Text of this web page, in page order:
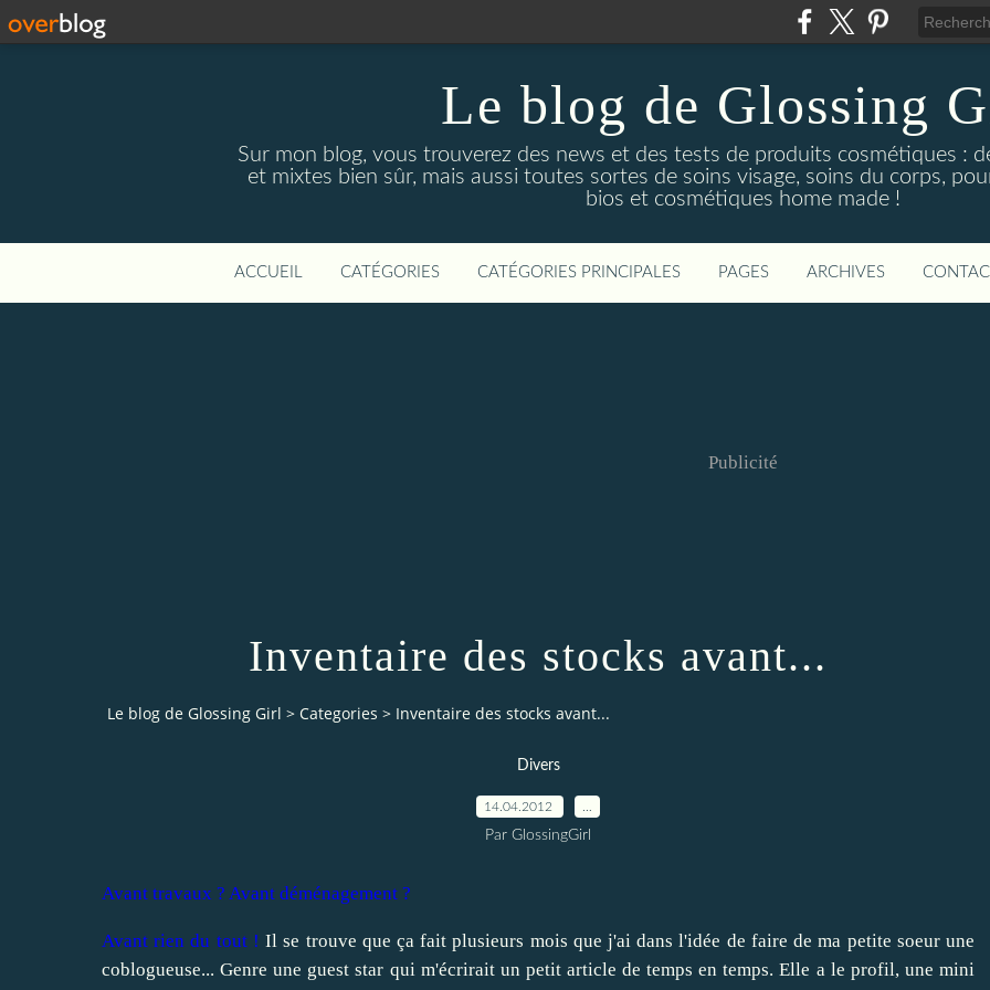
Le blog de Glossing
Sur mon blog, vous trouverez des news et des tests de produits cosmétiques :
et mixtes bien sûr, mais aussi toutes sortes de soins visage, soins du corps,
bios et cosmétiques home made !
ACCUEIL CATÉGORIES CATÉGORIES PRINCIPALES PAGES ARCHIVES
Publicité
Inventaire des stocks avant...
Le blog de Glossing Girl > Categories > Inventaire des stocks avant...
Divers
14.04.2012
Par GlossingGirl
Avant travaux ? Avant déménagement ?
Avant rien du tout ! Il se trouve que ça fait plusieurs mois que j'ai dans l'idée de faire de ma petite soeur une
coblogueuse... Genre une guest star qui m'écrirait un petit article de temps en temps. Elle a le profil, une mini